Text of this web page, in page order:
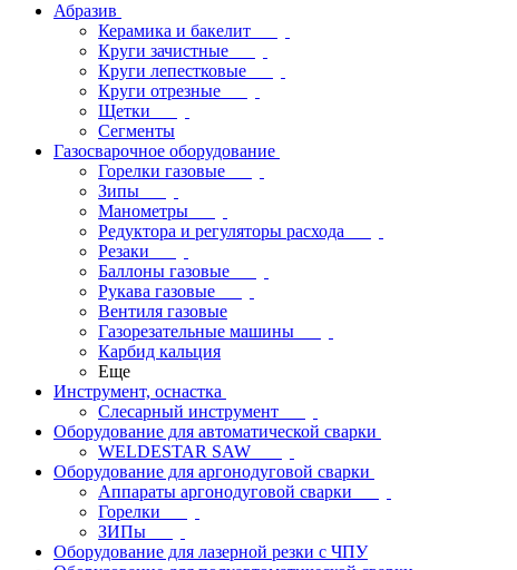
Абразив
Керамика и бакелит
Круги зачистные
Круги лепестковые
Круги отрезные
Щетки
Сегменты
Газосварочное оборудование
Горелки газовые
Зипы
Манометры
Редуктора и регуляторы расхода
Резаки
Баллоны газовые
Рукава газовые
Вентиля газовые
Газорезательные машины
Карбид кальция
Еще
Инструмент, оснастка
Слесарный инструмент
Оборудование для автоматической сварки
WELDESTAR SAW
Оборудование для аргонодуговой сварки
Аппараты аргонодуговой сварки
Горелки
ЗИПы
Оборудование для лазерной резки с ЧПУ